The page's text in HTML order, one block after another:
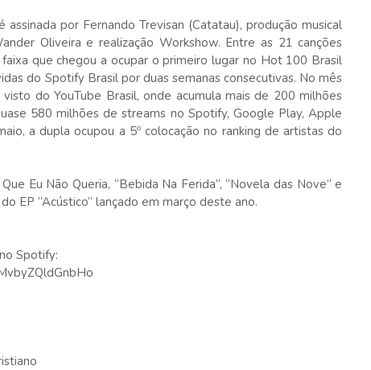
por Fernando Trevisan (Catatau), produção musical
Oliveira e realização Workshow. Entre as 21 canções
faixa que chegou a ocupar o primeiro lugar no Hot 100 Brasil
do Spotify Brasil por duas semanas consecutivas. No mês
do YouTube Brasil, onde acumula mais de 200 milhões
580 milhões de streams no Spotify, Google Play, Apple
a dupla ocupou a 5º colocação no ranking de artistas do
Eu Não Queria, “Bebida Na Ferida”, “Novela das Nove” e
EP “Acústico” lançado em março deste ano.
Spotify: